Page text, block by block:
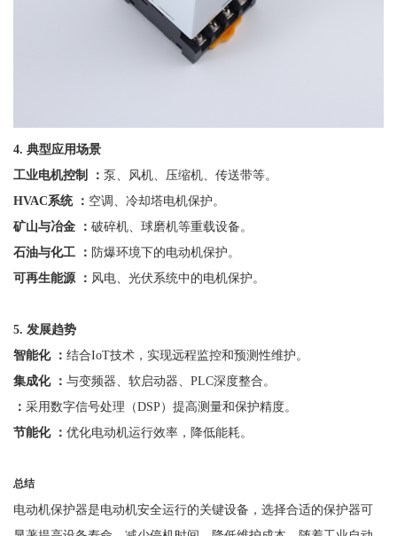
4. 典型应用场景
工业电机控制
： 泵、风机、压缩机、传送带等。
HVAC系统 ： 空调、冷却塔电机保护。
矿山与冶金
： 破碎机、球磨机等重载设备。
石油与化工
： 防爆环境下的电动机保护。
可再生能源
： 风电、光伏系统中的电机保护。
5. 发展趋势
智能化
： 结合IoT技术，实现远程监控和预测性维护。
集成化
： 与变频器、软启动器、 PLC深度整合。
： 采用数字信号处理（DSP）提高测量和保护精度。
节能化
： 优化电动机运行效率，降低能耗。
总结
电动机保护器是电动机安全运行的关键设备，选择合适的保护器可